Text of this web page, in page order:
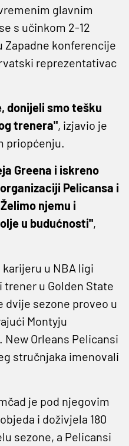
glavnim
s učinkom 2-12
Zapadne konferencije
reprezentativac
donijeli smo tešku
trenera", izjavio je
priopćenju.
Greena i iskreno
Pelicansa i
njemu i
u budućnosti",
u NBA ligi
trener u Golden State
dvije sezone proveo u
Montyju
Orleans Pelicansi
stručnjaka imenovali
je pod njegovim
i doživjela 180
sezone, a Pelicansi